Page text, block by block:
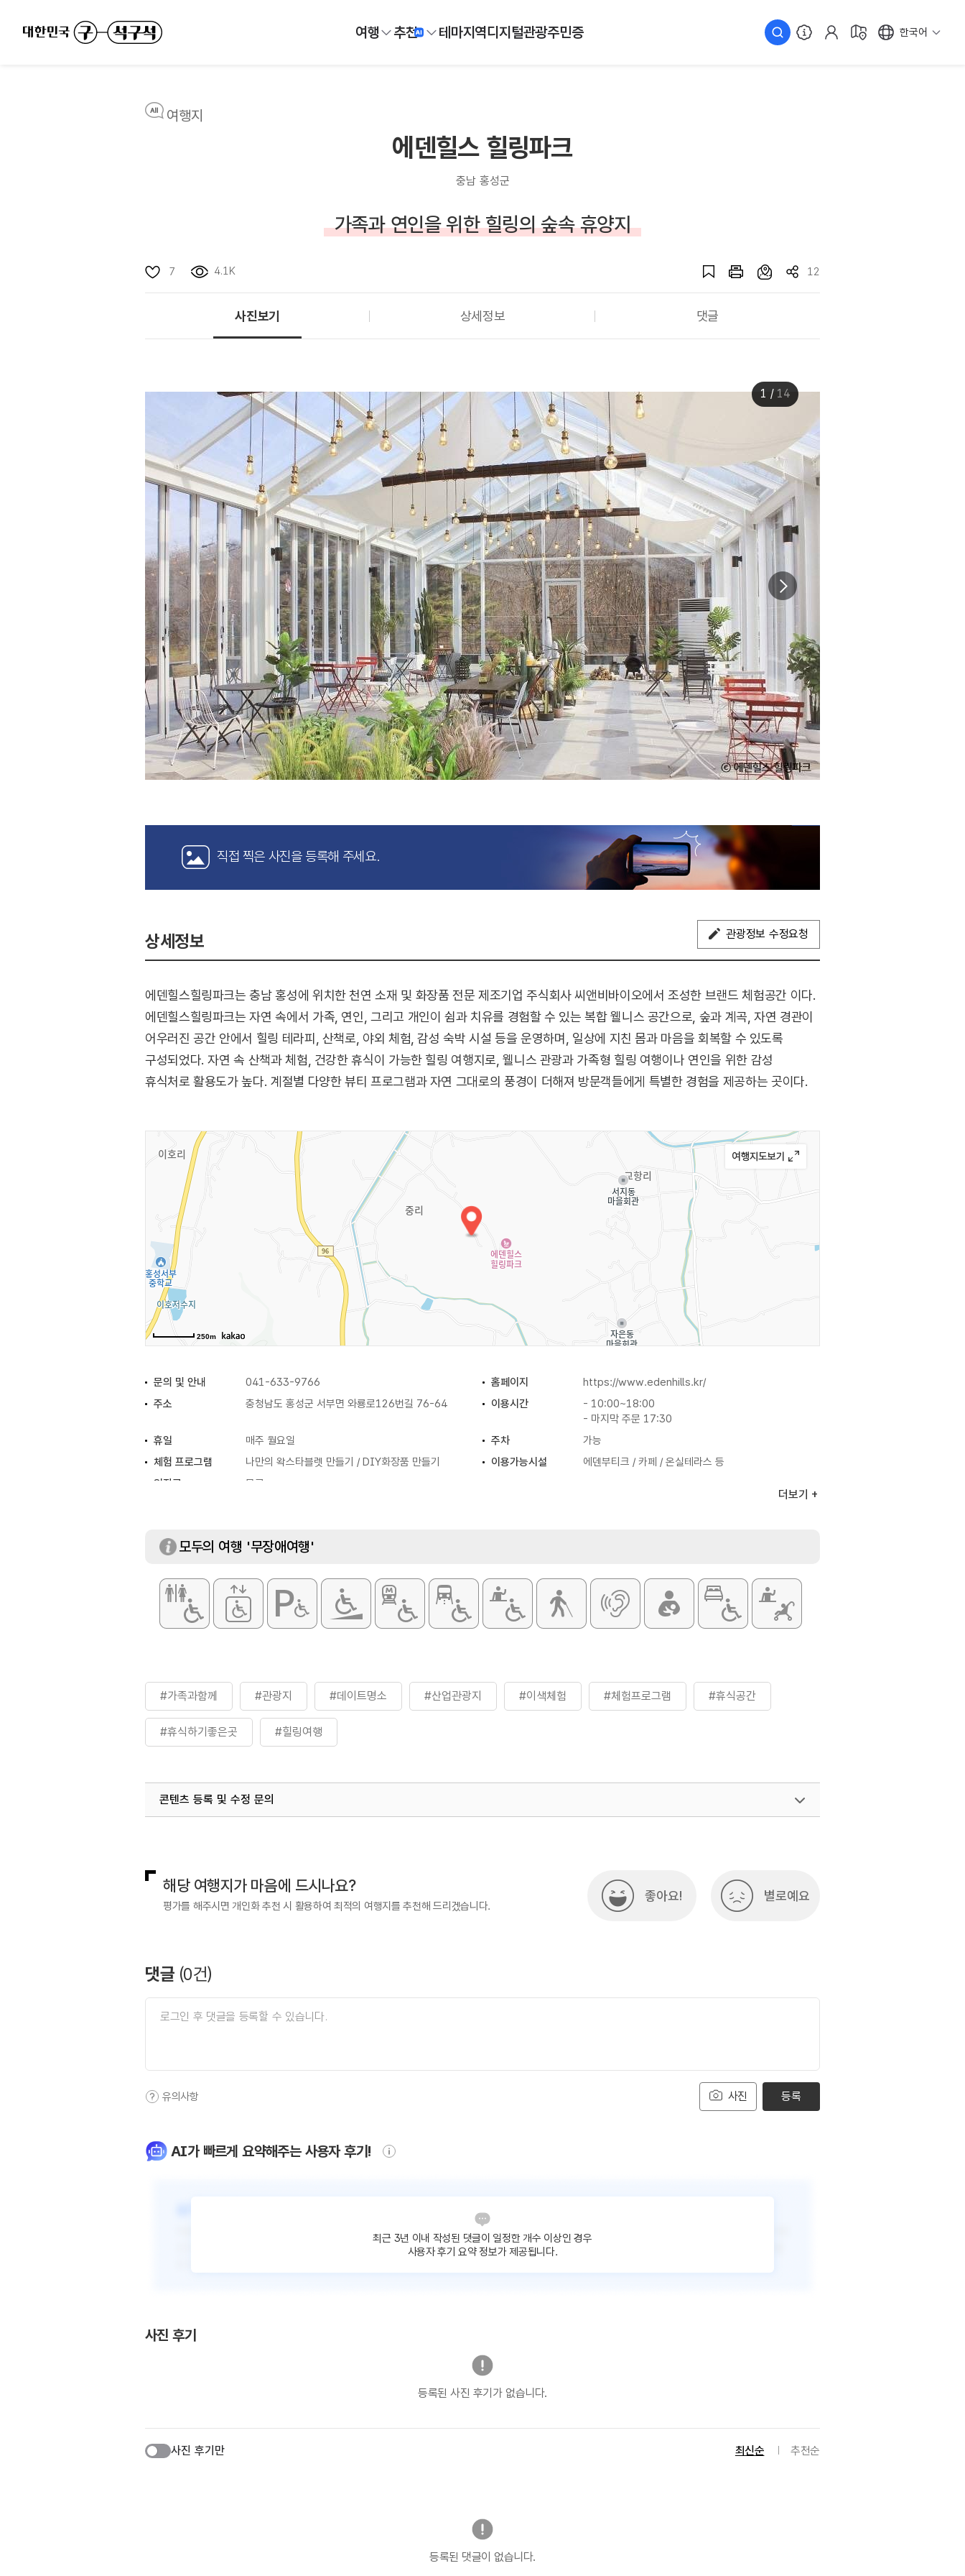
여행 추천 테마지역디지털관광주민증 한국어
여행지
에덴힐스 힐링파크
충남 홍성군
가족과 연인을 위한 힐링의 숲속 휴양지
7 4.1K 12
사진보기 상세정보 댓글
1 / 14
직접 찍은 사진을 등록해 주세요.
상세정보 관광정보 수정요청
에덴힐스힐링파크는 충남 홍성에 위치한 천연 소재 및 화장품 전문 제조기업 주식회사 씨앤비바이오에서 조성한 브랜드 체험공간 이다.
에덴힐스힐링파크는 자연 속에서 가족, 연인, 그리고 개인이 쉼과 치유를 경험할 수 있는 복합 웰니스 공간으로, 숲과 계곡, 자연 경관이
어우러진 공간 안에서 힐링 테라피, 산책로, 야외 체험, 감성 숙박 시설 등을 운영하며, 일상에 지친 몸과 마음을 회복할 수 있도록
구성되었다. 자연 속 산책과 체험, 건강한 휴식이 가능한 힐링 여행지로, 웰니스 관광과 가족형 힐링 여행이나 연인을 위한 감성
휴식처로 활용도가 높다. 계절별 다양한 뷰티 프로그램과 자연 그대로의 풍경이 더해져 방문객들에게 특별한 경험을 제공하는 곳이다.
250m
문의 및 안내 041-633-9766 홈페이지
https://www.edenhills.kr/
주소
충청남도 홍성군 서부면 와룡로126번길 76-64 이용시간
- 10:00~18:00
- 마지막 주문 17:30
휴일
매주 월요일 주차
가능
체험 프로그램
나만의 왁스타블렛 만들기 / DIY화장품 만들기 이용가능시설
에덴부티크 / 카페 / 온실테라스 등
입장료
무료
더보기
모두의 여행 '무장애여행'
#가족과함께 #관광지 #데이트명소 #산업관광지 #이색체험 #체험프로그램 #휴식공간
#휴식하기좋은곳 #힐링여행
콘텐츠 등록 및 수정 문의
해당 여행지가 마음에 드시나요?
평가를 해주시면 개인화 추천 시 활용하여 최적의 여행지를 추천해 드리겠습니다.
좋아요! 별로예요
댓글 (0건)
사진
유의사항 등록
AI가 빠르게 요약해주는 사용자 후기!
최근 3년 이내 작성된 댓글이 일정한 개수 이상인 경우
사용자 후기 요약 정보가 제공됩니다.
사진 후기
등록된 사진 후기가 없습니다.
사진 후기만 최신순 추천순
등록된 댓글이 없습니다.